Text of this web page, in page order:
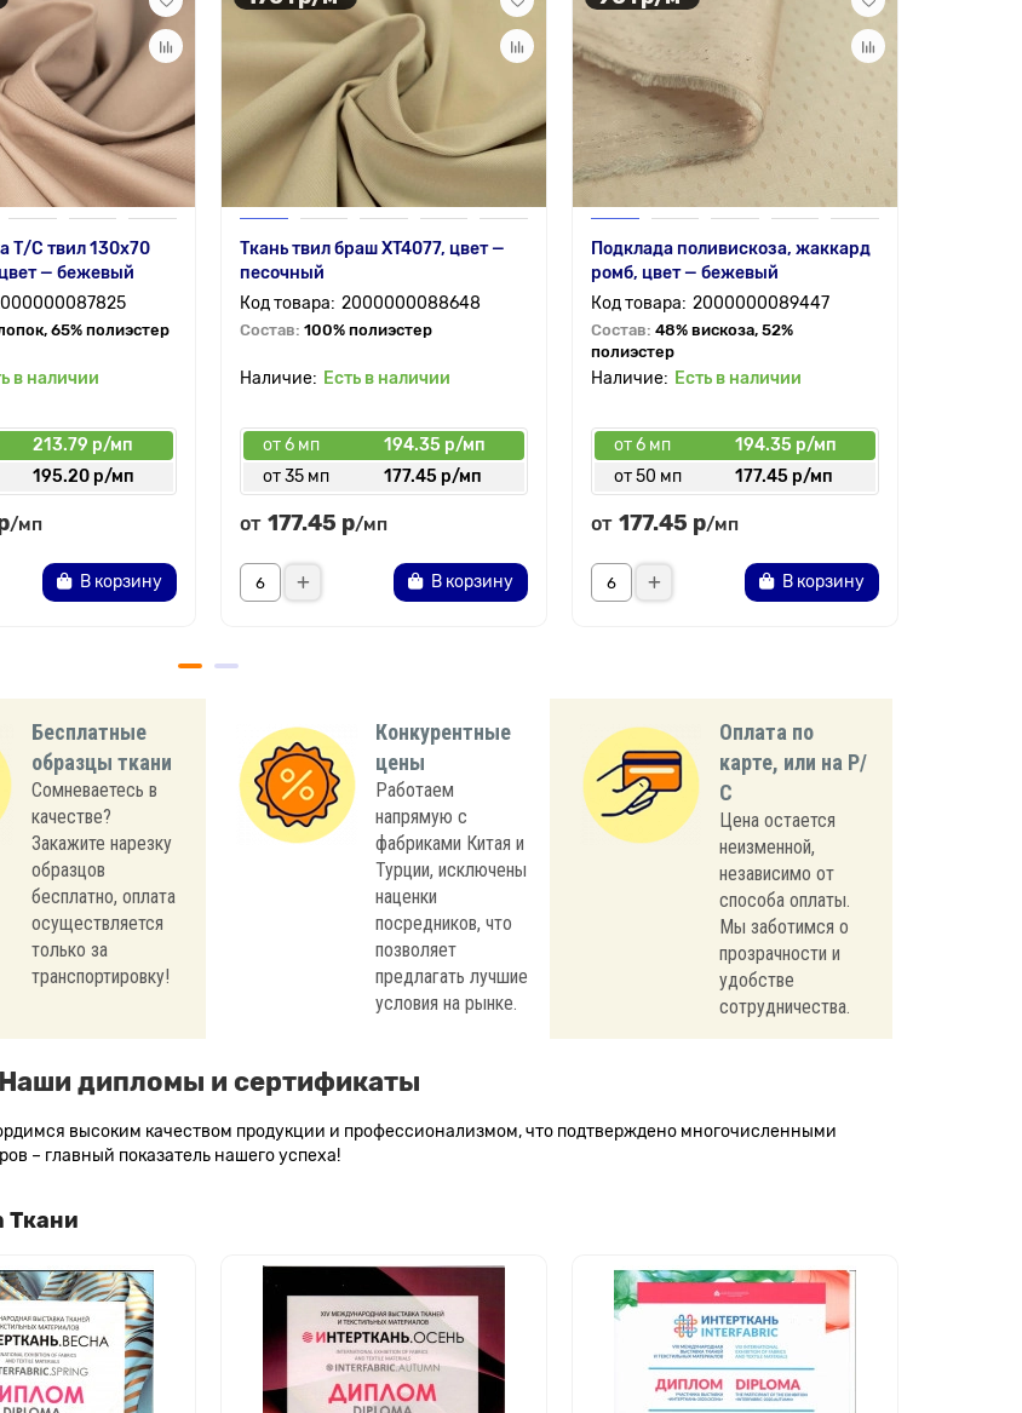
Т/С твил 130x70
— бежевый
65% полиэстер
в наличии
213.79 р/мп
195.20 р/мп
/мп
В корзину
Ткань твил браш XT4077, цвет —
песочный
2000000088648
Состав: 100% полиэстер
Есть в наличии
от 6 мп
194.35 р/мп
от 35 мп
177.45 р/мп
от 177.45 р/мп
В корзину
Подклада поливискоза, жаккард
ромб, цвет — бежевый
2000000089447
Состав: 48% вискоза, 52%
полиэстер
Есть в наличии
от 6 мп
194.35 р/мп
от 50 мп
177.45 р/мп
от 177.45 р/мп
В корзину
Бесплатные
образцы ткани
Сомневаетесь в
качестве?
Закажите нарезку
образцов
бесплатно, оплата
осуществляется
только за
транспортировку!
Конкурентные
цены
Работаем
напрямую с
фабриками Китая и
Турции, исключены
наценки
посредников, что
позволяет
предлагать лучшие
условия на рынке.
Оплата по
карте, или на Р/
С
Цена остается
неизменной,
независимо от
способа оплаты.
Мы заботимся о
прозрачности и
удобстве
сотрудничества.
Наши дипломы и сертификаты
высоким качеством продукции и профессионализмом, что подтверждено многочисленными
– главный показатель нашего успеха!
Ткани